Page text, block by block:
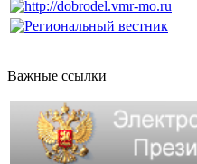
Важные ссылки